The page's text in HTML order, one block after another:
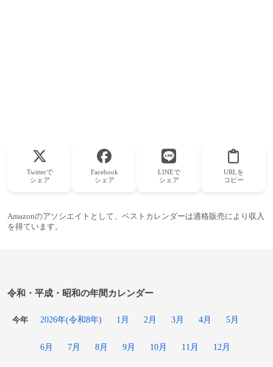
Twitterで
シェア
Facebook
シェア
LINEで
シェア
URLを
コピー
Amazonのアソシエイトとして、ベストカレンダーは適格販売により収入
を得ています。
令和・平成・昭和の年間カレンダー
今年 2026年(令和8年) 1月 2月 3月 4月 5月
6月 7月 8月 9月 10月 11月 12月